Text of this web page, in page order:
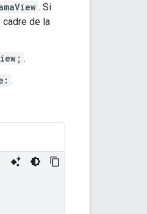
. Si
de la
.
.